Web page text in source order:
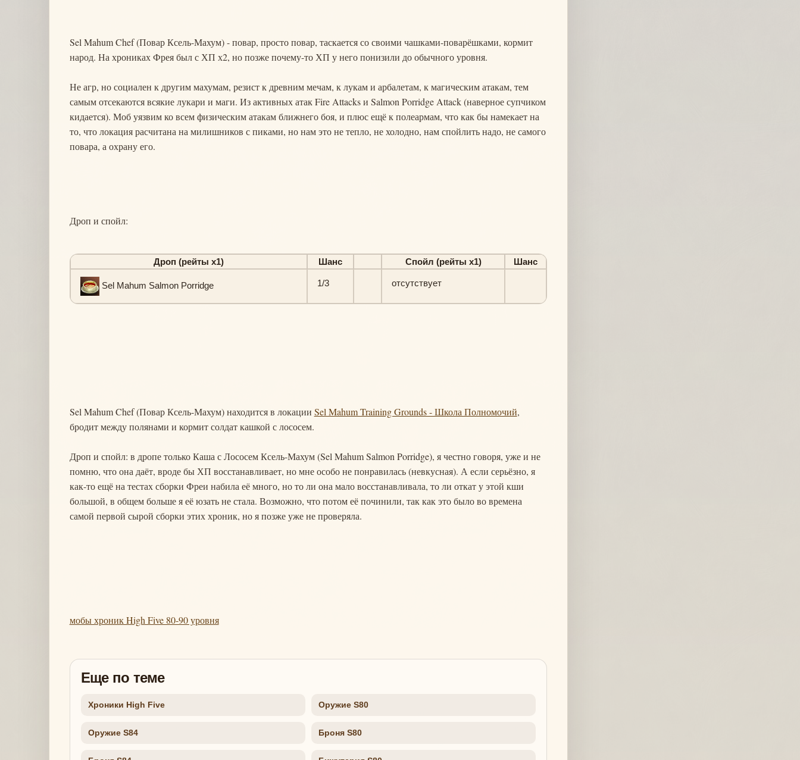
Sel Mahum Chef (Повар Ксель-Махум) - повар, просто повар, таскается со своими чашками-поварёшками, кормит
народ. На хрониках Фрея был с ХП х2, но позже почему-то ХП у него понизили до обычного уровня.
Не агр, но социален к другим махумам, резист к древним мечам, к лукам и арбалетам, к магическим атакам, тем
самым отсекаются всякие лукари и маги. Из активных атак Fire Attacks и Salmon Porridge Attack (наверное супчиком
кидается). Моб уязвим ко всем физическим атакам ближнего боя, и плюс ещё к полеармам, что как бы намекает на
то, что локация расчитана на милишников с пиками, но нам это не тепло, не холодно, нам спойлить надо, не самого
повара, а охрану его.
Дроп и спойл:
Дроп (рейты х1) Шанс Спойл (рейты х1) Шанс
Sel Mahum Salmon Porridge 1/3 отсутствует
Sel Mahum Chef (Повар Ксель-Махум) находится в локации Sel Mahum Training Grounds - Школа Полномочий,
бродит между полянами и кормит солдат кашкой с лососем.
Дроп и спойл: в дропе только Каша с Лососем Ксель-Махум (Sel Mahum Salmon Porridge), я честно говоря, уже и не
помню, что она даёт, вроде бы ХП восстанавливает, но мне особо не понравилась (невкусная). А если серьёзно, я
как-то ещё на тестах сборки Фреи набила её много, но то ли она мало восстанавливала, то ли откат у этой кши
большой, в общем больше я её юзать не стала. Возможно, что потом её починили, так как это было во времена
самой первой сырой сборки этих хроник, но я позже уже не проверяла.
мобы хроник High Five 80-90 уровня
Еще по теме
Хроники High Five Оружие S80
Оружие S84 Броня S80